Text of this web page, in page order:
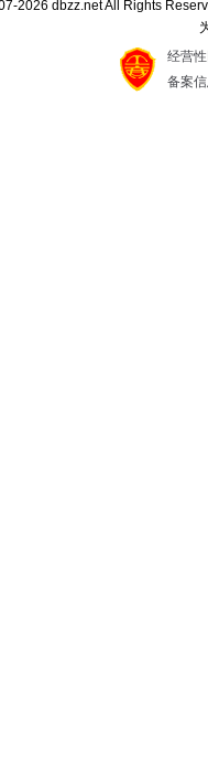
2026 dbzz.net All Rights
经营
备案